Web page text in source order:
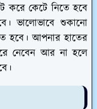
করে কেটে নিতে হবে
ভালোভাবে শুকানো
হবে। আপনার হাতের
নেবেন আর না হলে